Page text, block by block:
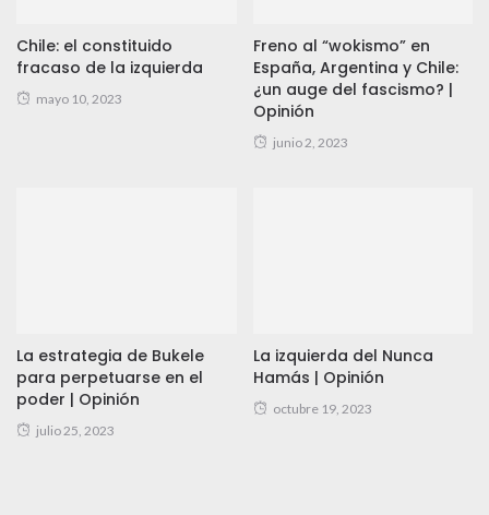
Chile: el constituido
fracaso de la izquierda
mayo 10, 2023
Freno al “wokismo” en
España, Argentina y Chile:
¿un auge del fascismo? |
Opinión
junio 2, 2023
La estrategia de Bukele
para perpetuarse en el
poder | Opinión
julio 25, 2023
La izquierda del Nunca
Hamás | Opinión
octubre 19, 2023